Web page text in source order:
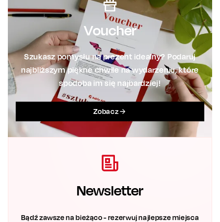
Voucher
Szukasz pomysłu na prezent idealny? Podaruj
najbliższym piękne chwile na wydarzeniu, które
spodoba im się najbardziej!
Zobacz
Newsletter
Bądź zawsze na bieżąco - rezerwuj najlepsze miejsca